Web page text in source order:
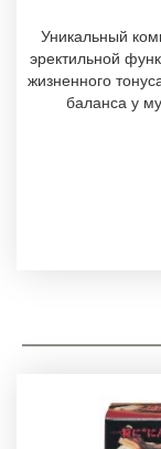
Уникальный
эректильной
жизненного
баланса у